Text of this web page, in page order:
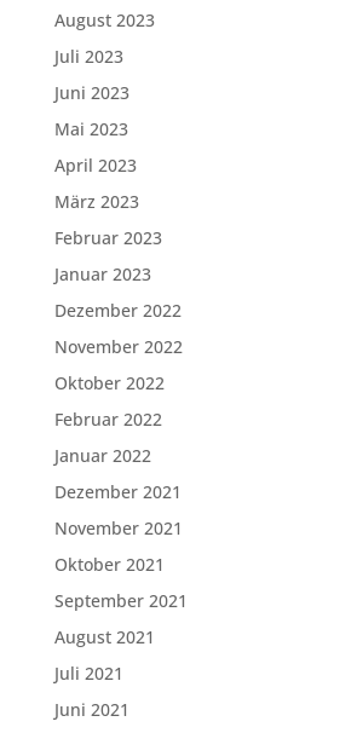
August 2023
Juli 2023
Juni 2023
Mai 2023
April 2023
März 2023
Februar 2023
Januar 2023
Dezember 2022
November 2022
Oktober 2022
Februar 2022
Januar 2022
Dezember 2021
November 2021
Oktober 2021
September 2021
August 2021
Juli 2021
Juni 2021